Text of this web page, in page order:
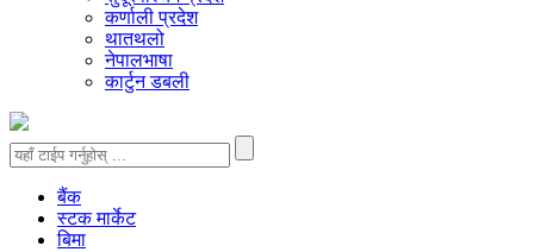
कर्णाली प्रदेश
थातथलो
नेपालभाषा
कार्टुन डबली
बैंक
स्टक मार्केट
बिमा